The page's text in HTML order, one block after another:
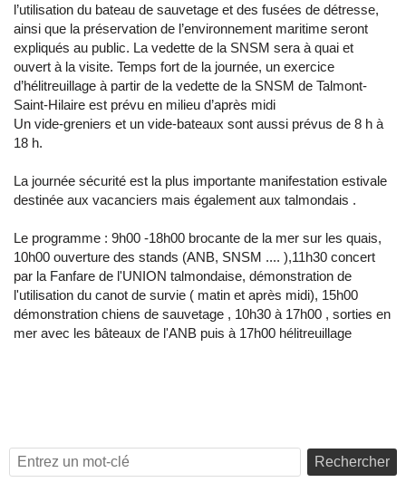
l’utilisation du bateau de sauvetage et des fusées de détresse,
ainsi que la préservation de l’environnement maritime seront
expliqués au public. La vedette de la SNSM sera à quai et
ouvert à la visite. Temps fort de la journée, un exercice
d’hélitreuillage à partir de la vedette de la SNSM de Talmont-
Saint-Hilaire est prévu en milieu d’après midi
Un vide-greniers et un vide-bateaux sont aussi prévus de 8 h à
18 h.
La journée sécurité est la plus importante manifestation estivale
destinée aux vacanciers mais également aux talmondais .
Le programme : 9h00 -18h00 brocante de la mer sur les quais,
10h00 ouverture des stands (ANB, SNSM .... ),11h30 concert
par la Fanfare de l'UNION talmondaise, démonstration de
l'utilisation du canot de survie ( matin et après midi), 15h00
démonstration chiens de sauvetage , 10h30 à 17h00 , sorties en
mer avec les bâteaux de l'ANB puis à 17h00 hélitreuillage
Rechercher